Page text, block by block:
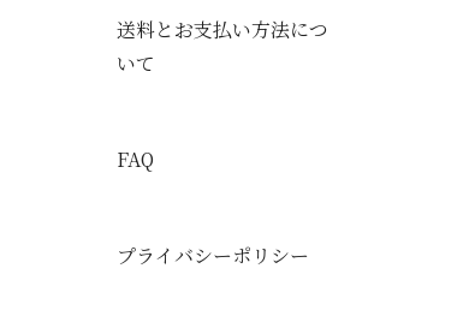
送料とお支払い方法につ
いて
FAQ
プライバシーポリシー